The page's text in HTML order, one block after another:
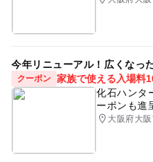
今年リニューアル！広くなっ
クーポン 家族で使える入場料
化石ハンタ
ーポンも進
大阪府大